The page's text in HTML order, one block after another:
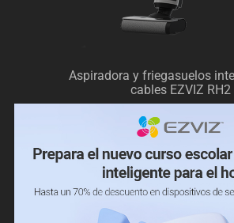
Aspiradora y friegasuelos
cables EZVIZ RH2
Más información